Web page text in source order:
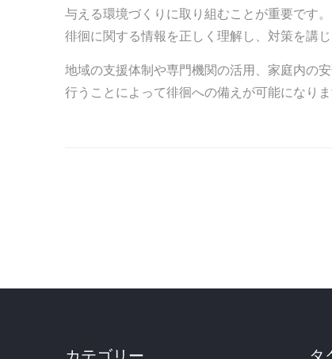
与える環境づくりに取り組むことが重要です。
徘徊に関する情報を正しく理解し、対策を講
地域の支援体制や専門機関の活用、家庭内の
行うことによって徘徊への備えが可能になりま